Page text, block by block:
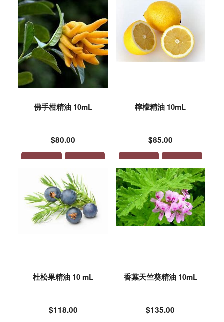
佛手柑精油 10mL
$80.00
檸檬精油 10mL
$85.00
杜松果精油 10 mL
$118.00
香葉天竺葵精油 10mL
$135.00